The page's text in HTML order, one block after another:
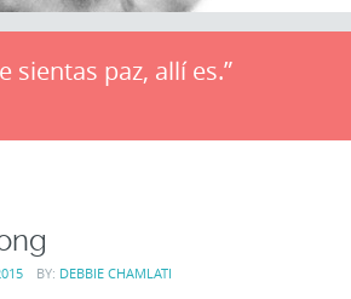
sientas paz, allí es.”
BY: DEBBIE CHAMLATI